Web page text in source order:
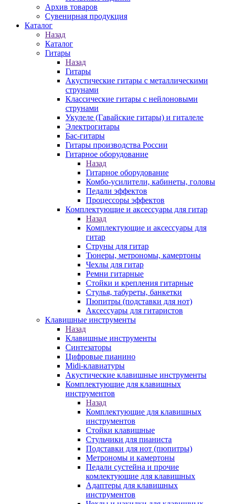
Архив товаров
Сувенирная продукция
Каталог
Назад
Каталог
Гитары
Назад
Гитары
Акустические гитары с металлическими
струнами
Классические гитары с нейлоновыми
струнами
Укулеле (Гавайские гитары) и гиталеле
Электрогитары
Бас-гитары
Гитары производства России
Гитарное оборудование
Назад
Гитарное оборудование
Комбо-усилители, кабинеты, головы
Педали эффектов
Процессоры эффектов
Комплектующие и аксессуары для гитар
Назад
Комплектующие и аксессуары для
гитар
Струны для гитар
Тюнеры, метрономы, камертоны
Чехлы для гитар
Ремни гитарные
Стойки и крепления гитарные
Стулья, табуреты, банкетки
Пюпитры (подставки для нот)
Аксессуары для гитаристов
Клавишные инструменты
Назад
Клавишные инструменты
Синтезаторы
Цифровые пианино
Midi-клавиатуры
Акустические клавишные инструменты
Комплектующие для клавишных
инструментов
Назад
Комплектующие для клавишных
инструментов
Стойки клавишные
Стульчики для пианиста
Подставки для нот (пюпитры)
Метрономы и камертоны
Педали сустейна и прочие
комлектующие для клавишных
Адаптеры для клавишных
инструментов